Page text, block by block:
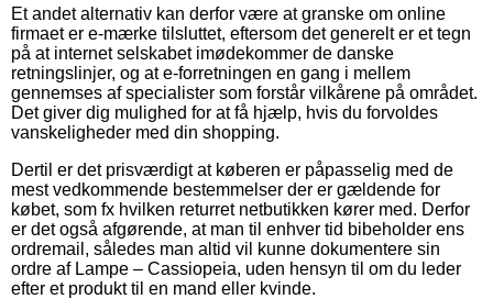
Et andet alternativ kan derfor være at granske om online
firmaet er e-mærke tilsluttet, eftersom det generelt er et tegn
på at internet selskabet imødekommer de danske
retningslinjer, og at e-forretningen en gang i mellem
gennemses af specialister som forstår vilkårene på området.
Det giver dig mulighed for at få hjælp, hvis du forvoldes
vanskeligheder med din shopping.
Dertil er det prisværdigt at køberen er påpasselig med de
mest vedkommende bestemmelser der er gældende for
købet, som fx hvilken returret netbutikken kører med. Derfor
er det også afgørende, at man til enhver tid bibeholder ens
ordremail, således man altid vil kunne dokumentere sin
ordre af Lampe – Cassiopeia, uden hensyn til om du leder
efter et produkt til en mand eller kvinde.